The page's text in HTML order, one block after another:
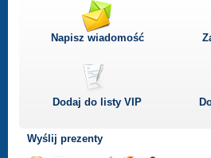
Napisz wiadomość
Dodaj do listyVIP
Wyślij prezenty